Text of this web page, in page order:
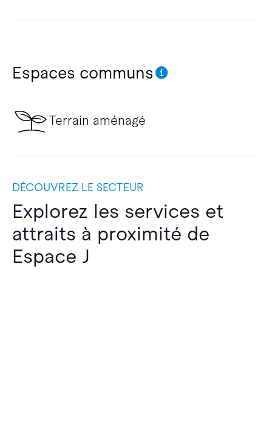
Espaces communs
Terrain aménagé
DÉCOUVREZ LE SECTEUR
Explorez les services et
attraits à proximité de
Espace J